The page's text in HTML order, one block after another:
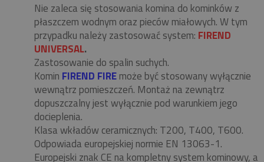
Nie zaleca się stosowania komina do kominków z
płaszczem wodnym oraz pieców miałowych. W tym
przypadku należy zastosować system: FIREND
UNIVERSAL.
Zastosowanie do spalin suchych.
Komin FIREND FIREmoże być stosowany wyłącznie
wewnątrz pomieszczeń. Montaż na zewnątrz
dopuszczalny jest wyłącznie pod warunkiem jego
docieplenia.
Klasa wkładów ceramicznych: T200, T400, T600.
Odpowiada europejskiej normie EN 13063-1.
Europejski znak CE na kompletny system kominowy, a